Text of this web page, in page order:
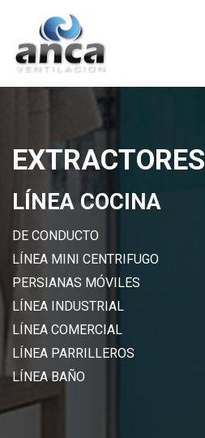
EXTRACTORES
LÍNEA COCINA
DE CONDUCTO
LÍNEA MINI CENTRIFUGO
PERSIANAS MÓVILES
LÍNEA INDUSTRIAL
LÍNEA COMERCIAL
LÍNEA PARRILLEROS
LÍNEA BAÑO